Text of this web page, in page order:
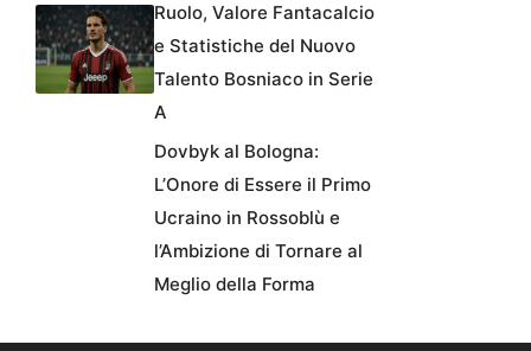
Ruolo, Valore Fantacalcio
e Statistiche del Nuovo
Talento Bosniaco in Serie
A
Dovbyk al Bologna:
L’Onore di Essere il Primo
Ucraino in Rossoblù e
l’Ambizione di Tornare al
Meglio della Forma